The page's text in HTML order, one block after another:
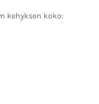
kehyksen koko: